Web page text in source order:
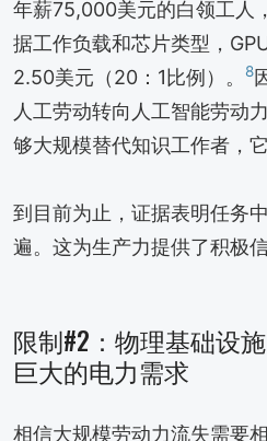
年薪75,000美元的白领工人
据工作负载和芯片类型，
2.50美元（20：1比例）。
8
人工劳动转向人工智能劳动
够大规模替代知识工作者，
到目前为止，证据表明任务
遍。这为生产力提供了积极信
限制#2：物理基础设
巨大的电力需求
相信大规模劳动力流失需要